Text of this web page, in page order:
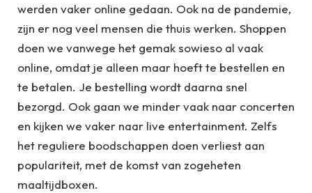
werden vaker online gedaan. Ook na de pandemie,
zijn er nog veel mensen die thuis werken. Shoppen
doen we vanwege het gemak sowieso al vaak
online, omdat je alleen maar hoeft te bestellen en
te betalen. Je bestelling wordt daarna snel
bezorgd. Ook gaan we minder vaak naar concerten
en kijken we vaker naar live entertainment. Zelfs
het reguliere boodschappen doen verliest aan
populariteit, met de komst van zogeheten
maaltijdboxen.